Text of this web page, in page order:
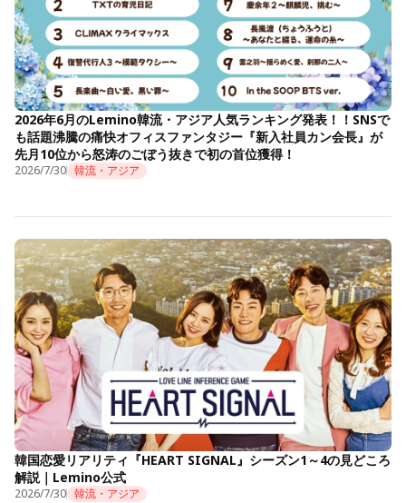
2026年6月のLemino韓流・アジア人気ランキング発表！！SNSで
も話題沸騰の痛快オフィスファンタジー『新入社員カン会長』が
先月10位から怒涛のごぼう抜きで初の首位獲得！
2026/7/30 韓流・アジア
韓国恋愛リアリティ『HEART SIGNAL』シーズン1～4の見どころ
解説｜Lemino公式
2026/7/30 韓流・アジア